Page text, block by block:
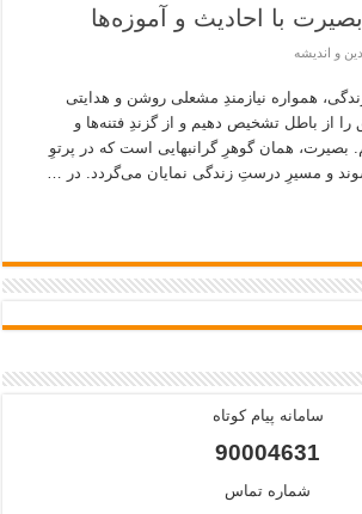
با احادیث و آموزه‌ها
دین و اندیشه
همواره نیازمندِ مشعلی روشن و هدایتی
از باطل تشخیص دهیم و از گزندِ فتنه‌ها و
بصیرت، همان گوهرِ گرانبهایی است که در پرتوِ
و مسیرِ درستِ زندگی نمایان می‌گردد. در …
سامانه پیام کوتاه
90004631
شماره تماس